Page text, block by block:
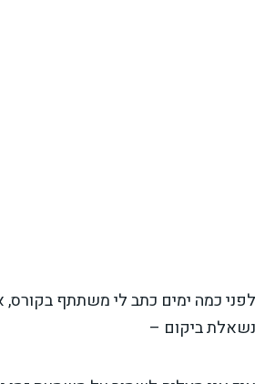
לפני כמה ימים כתב לי משתתף
נשאלת ביקום –